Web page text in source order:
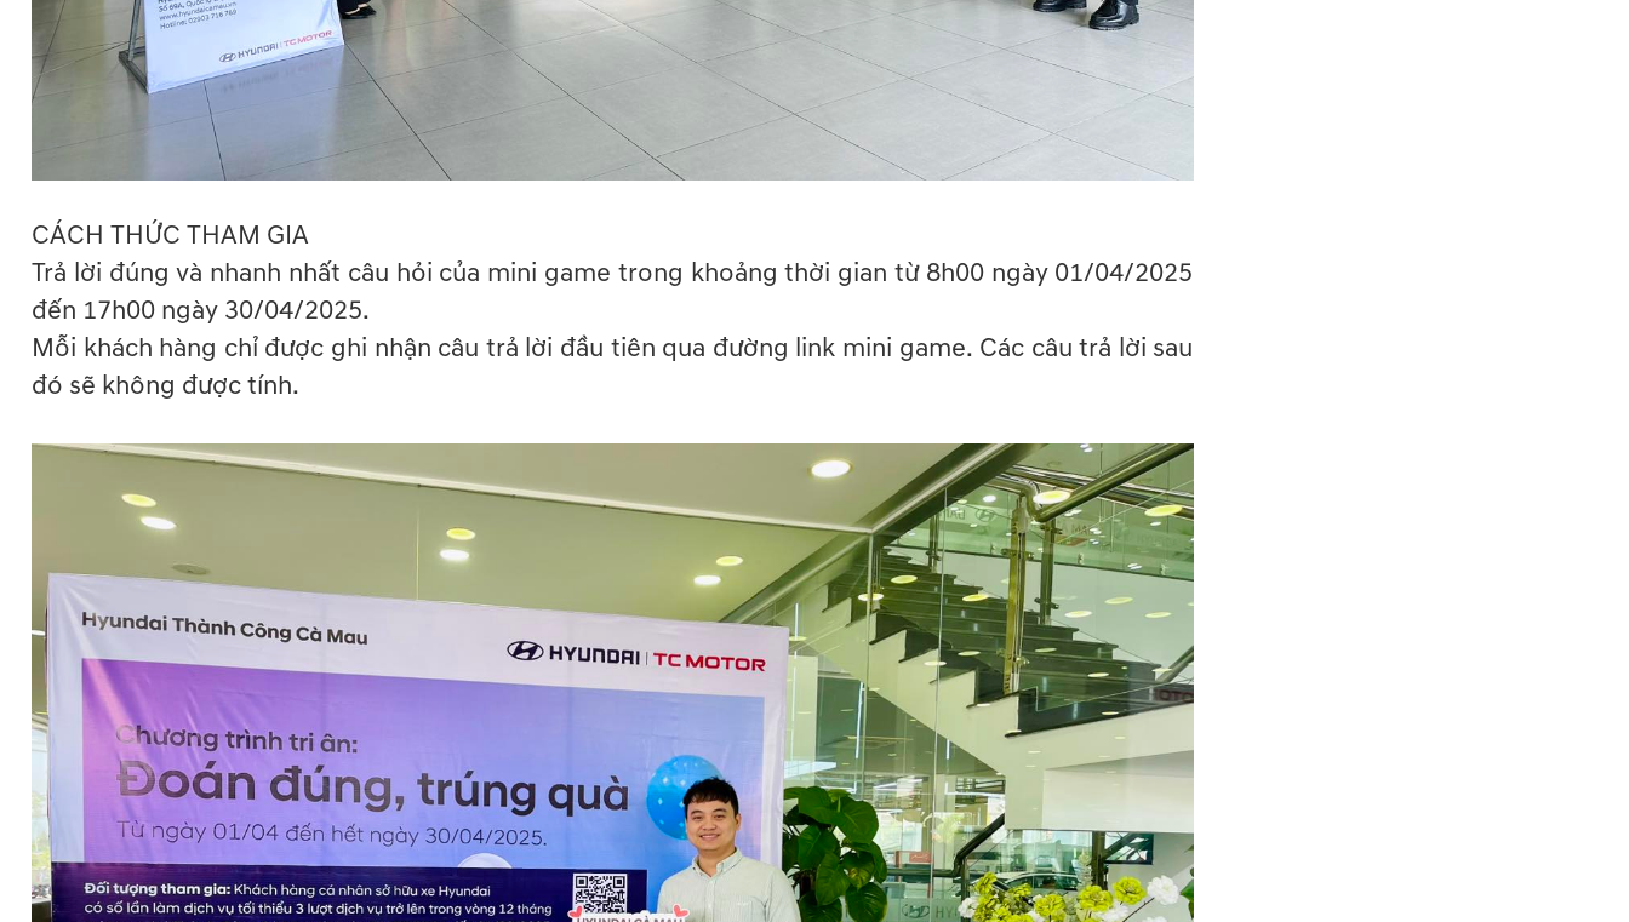
CÁCH THỨC THAM GIA
Trả lời đúng và nhanh nhất câu hỏi của mini game trong khoảng thời gian từ 8h00 ngày 01/04/2025
đến 17h00 ngày 30/04/2025.
Mỗi khách hàng chỉ được ghi nhận câu trả lời đầu tiên qua đường link mini game. Các câu trả lời sau
đó sẽ không được tính.